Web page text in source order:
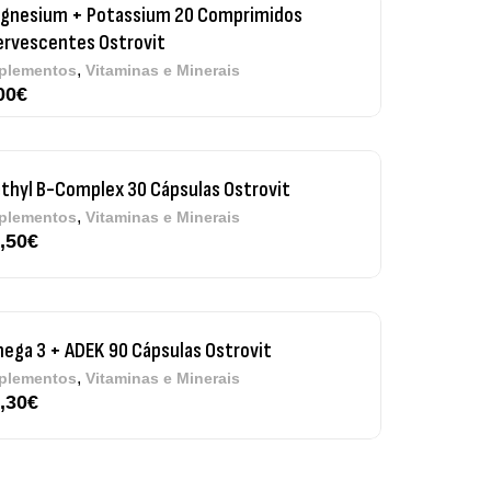
B-Complex 30 Cápsulas Ostrovit
€
3 + ADEK 90 Cápsulas Ostrovit
,Vitaminas e Minerais
€
Electrolytes 270 G Ostrovit
,Suplementos